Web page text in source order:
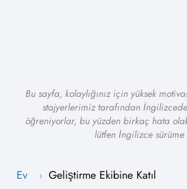
Bu sayfa, kolaylığınız için yüksek
stajyerlerimiz tarafından
öğreniyorlar, bu yüzden birkaç hata
lütfen İngilizce sürüme
Ev › Geliştirme Ekibine Katıl